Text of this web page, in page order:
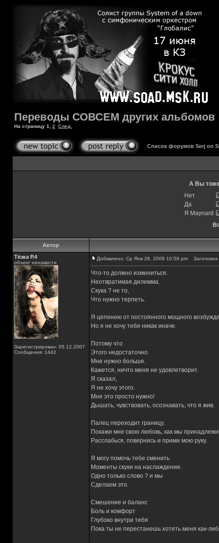
Переводы СОВСЕМ других альбомов
На страницу 1 2 След.
Список форумов Serj on
А Вы тоже
Нет
Да
Я Maynard
Автор
Тёзка Р.4
объект ненависти
Зарегистрирован: 05.12.2007
Сообщения: 1442
Добавлено: Ср Янв 28, 2009 10:59 pm
Что-то должно измениться.
Неотвратимая дилемма.
Скука ? не то,
Что нужно терпеть.
Я цепенею от постоянного мощного
Но я не хочу тебя никак иначе.
Потому что
Этого недостаточно.
Мне нужно больше.
Кажется, ничто меня не удовлетворит.
Я сказал,
Я не хочу этого.
Мне это просто нужно!
Дышать, чувствовать, осознавать, что я жив.
Палец переходит границу.
Покажи мне свою любовь, как мы
Расслабься, повернись и прими мою руку.
Я могу помочь тебе сменить
Моменты скуки на наслаждение.
Одно только слово ? и мы
Сделаем это.
Смешение и баланс
Боль и комфорт
Глубоко внутри тебя
Пока ты не перестанешь хотеть меня как-